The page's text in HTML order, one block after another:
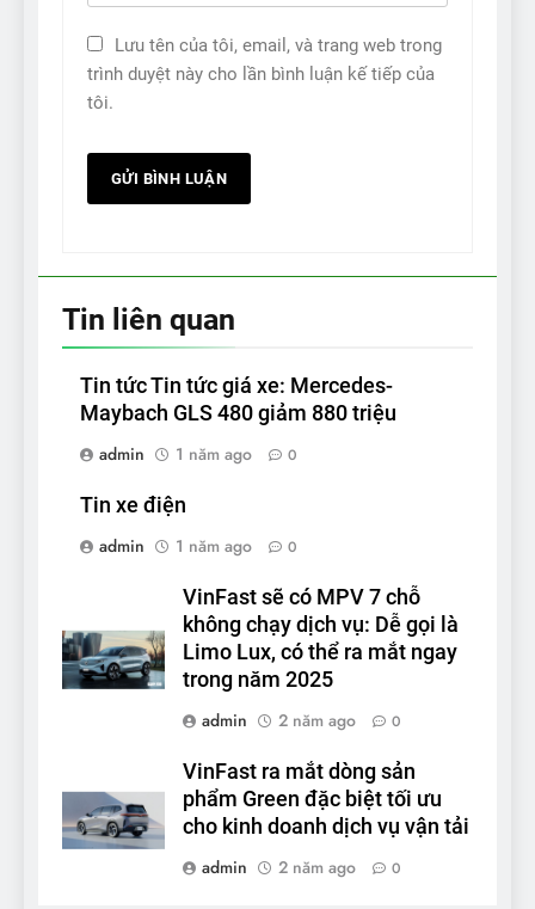
Lưu tên của tôi, email, và trang web trong
trình duyệt này cho lần bình luận kế tiếp của
tôi.
Tin liên quan
Tin tức Tin tức giá xe: Mercedes-
Maybach GLS 480 giảm 880 triệu
admin
1 năm ago 0
Tin xe điện
admin
1 năm ago 0
VinFast sẽ có MPV 7 chỗ
không chạy dịch vụ: Dễ gọi là
Limo Lux, có thể ra mắt ngay
trong năm 2025
admin
2 năm ago 0
VinFast ra mắt dòng sản
phẩm Green đặc biệt tối ưu
cho kinh doanh dịch vụ vận tải
admin
2 năm ago 0